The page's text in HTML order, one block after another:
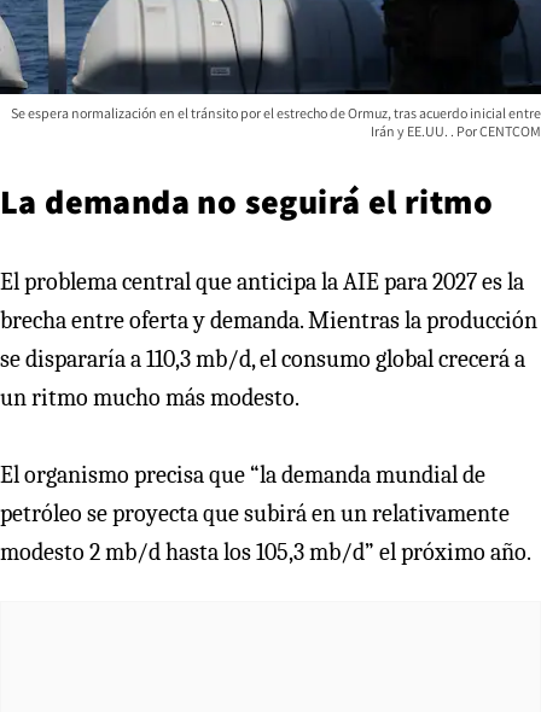
Se espera normalización en el tránsito por el estrecho de Ormuz, tras acuerdo inicial entre
Irán y EE.UU.
CENTCOM
La demanda no seguirá el ritmo
El problema central que anticipa la AIE para 2027 es la
brecha entre oferta y demanda. Mientras la producción
se dispararía a 110,3 mb/d, el consumo global crecerá a
un ritmo mucho más modesto.
El organismo precisa que “la demanda mundial de
petróleo se proyecta que subirá en un relativamente
modesto 2 mb/d hasta los 105,3 mb/d” el próximo año.